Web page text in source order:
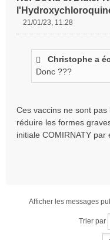
o
n
l
21/01/23, 11:28
Christophe a
Donc ???
Ces vaccins ne sont
réduire les formes
initiale COMIRNATY par
Afficher les messages
Trier par